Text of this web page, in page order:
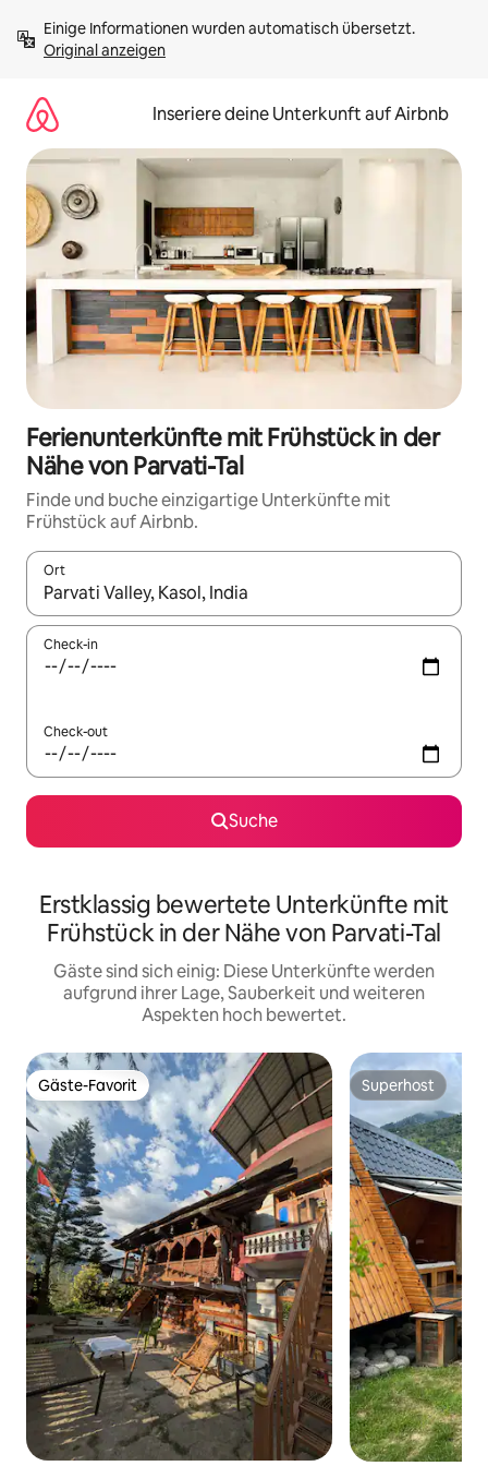
Inhalten
springenOriginal anzeigen
Inseriere deine Unterkunft auf Airbnb
Ferienunterkünfte mit Frühstück in der
Nähe von Parvati-Tal
Finde und buche einzigartige Unterkünfte mit
Frühstück auf Airbnb.
Ort
Wenn Ergebnisse verfügbar sind, navigiere mit den
Check-in
Check-out
Suche
Erstklassig bewertete Unterkünfte mit
Frühstück in der Nähe von Parvati-Tal
Gäste sind sich einig: Diese Unterkünfte werden
aufgrund ihrer Lage, Sauberkeit und weiteren
Aspekten hoch bewertet.
Gäste-Favorit
Gäste-Favorit Superhost
Superhost